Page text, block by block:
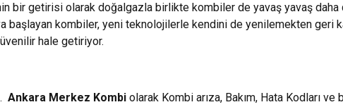
bir getirisi olarak doğalgazla birlikte kombiler de yavaş yavaş
başlayan kombiler, yeni teknolojilerle kendini de yenilemekten geri
hale getiriyor.
Ankara Merkez Kombi olarak Kombi arıza, Bakım, Hata Kodları